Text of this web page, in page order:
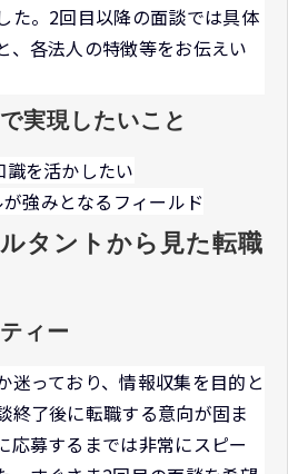
た。2回目以降の面談では具体
、各法人の特徴等をお伝えい
実現したいこと
識を活かしたい
強みとなるフィールド
タントから見た転職
ィー
迷っており、情報収集を目的と
終了後に転職する意向が固ま
応募するまでは非常にスピー